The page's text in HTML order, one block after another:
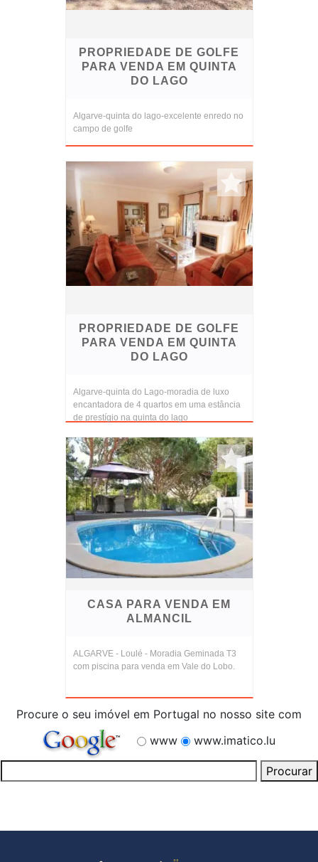
PROPRIEDADE DE GOLFE
PARA VENDA EM QUINTA
DO LAGO
Algarve-quinta do lago-excelente enredo no
campo de golfe
PROPRIEDADE DE GOLFE
PARA VENDA EM QUINTA
DO LAGO
Algarve-quinta do Lago-moradia de luxo
encantadora de 4 quartos em uma estância
de prestígio na quinta do lago
CASA PARA VENDA EM
ALMANCIL
ALGARVE - Loulé - Moradia Geminada T3
com piscina para venda em Vale do Lobo.
Procure o seu imóvel em Portugal no nosso site com
www
www.imatico.lu